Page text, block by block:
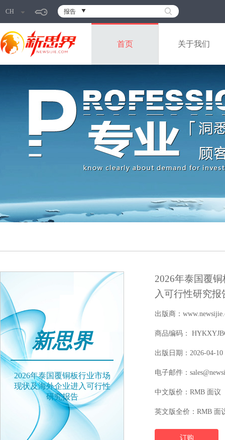
CH 报告
首页 关于我们
新思界
2026年泰国覆铜板行业市场
现状及海外企业进入可行性
研究报告
2026年泰国覆
入可行性研究报
出版商：
商品编码：
出版日期：2026-04-10
电子邮件：
中文版价：RMB 面议
英文版全价：RMB 面
订购